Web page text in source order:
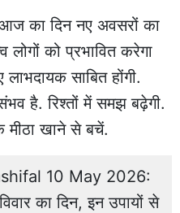
का दिन नए अवसरों का
को प्रभावित करेगा
साबित होंगी.
है. रिश्तों में समझ बढ़ेगी.
मीठा खाने से बचें.
10 May 2026:
का दिन, इन उपायों से